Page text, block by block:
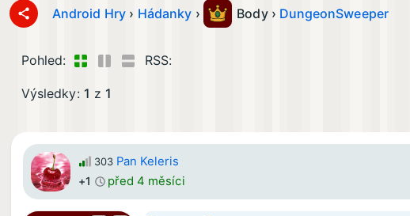
Android Hry › Hádanky › Body › DungeonSweeper
Pohled: RSS:
Výsledky: 1 z 1
303 Pan Keleris
+1 před 4 měsíci